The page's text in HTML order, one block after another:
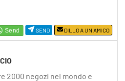
SEND DILLO A UN AMICO
2000 negozi nel mondo e